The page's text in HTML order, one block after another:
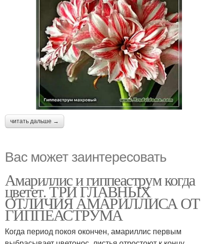
читать дальше →
Вас может заинтересовать
Амариллис и гиппеаструм когда
цветет. ТРИ ГЛАВНЫХ
ОТЛИЧИЯ АМАРИЛЛИСА ОТ
ГИППЕАСТРУМА
Когда период покоя окончен, амариллис первым